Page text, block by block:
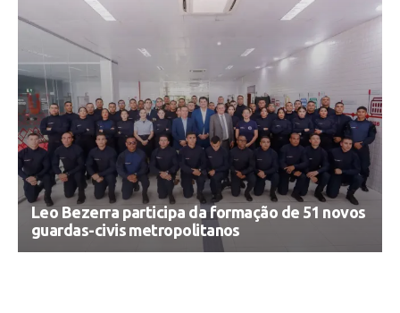
Leo Bezerra participa da formação de 51 novos
guardas-civis metropolitanos